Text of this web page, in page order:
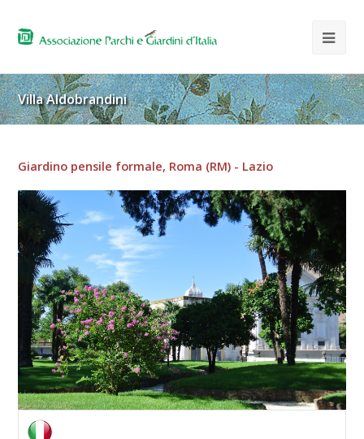
Villa Aldobrandini
Giardino pensile formale, Roma (RM) - Lazio